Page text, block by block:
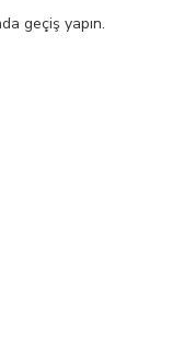
geçiş yapın.